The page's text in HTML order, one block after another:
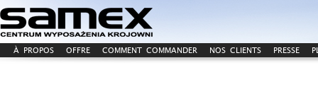
À PROPOS OFFRE COMMENT COMMANDER NOS CLIENTS PRESSE